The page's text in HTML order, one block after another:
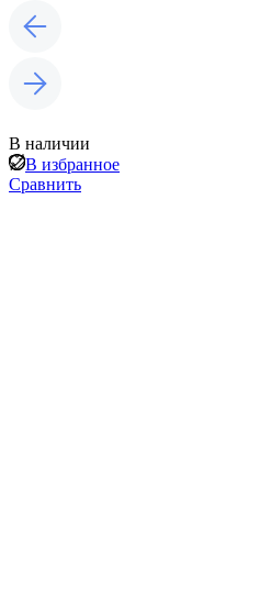
В наличии
В избранное
Сравнить